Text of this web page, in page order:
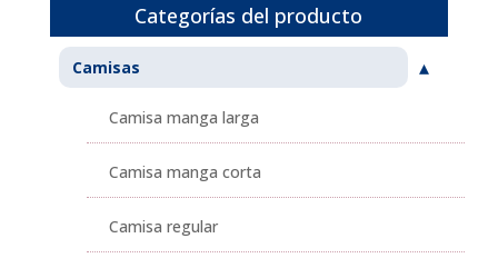
Categorías del producto
Camisas
Camisa manga larga
Camisa manga corta
Camisa regular